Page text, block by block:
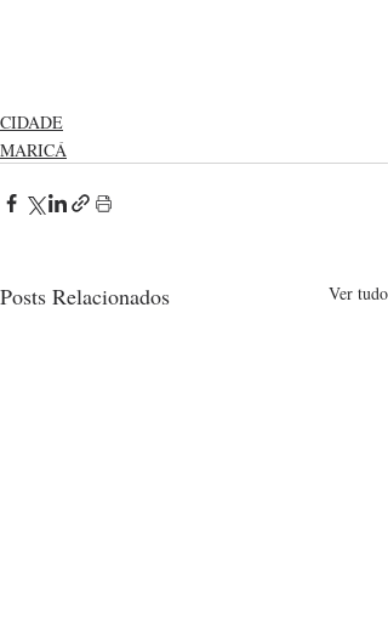
CIDADE
MARICÁ
Posts Relacionados Ver tudo